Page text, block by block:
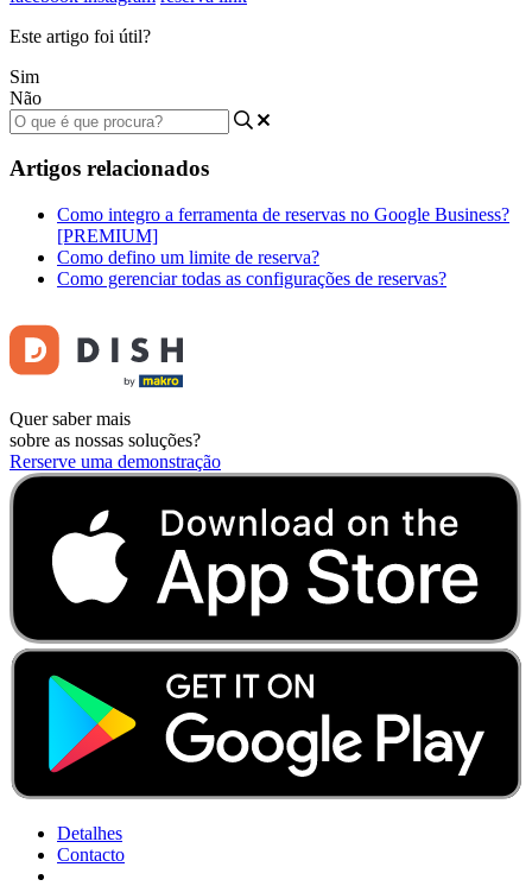
Este artigo foi útil?
Sim
Não
Artigos relacionados
Como integro a ferramenta de reservas no Google Business?
[PREMIUM]
Como defino um limite de reserva?
Como gerenciar todas as configurações de reservas?
Quer saber mais
sobre as nossas soluções?
Rerserve uma demonstração
Detalhes
Contacto